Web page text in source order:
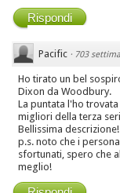
Rispondi
Pacific · 703
Ho tirato un bel
Dixon da Woodbury.
La puntata l'ho
migliori della terza
Bellissima
p.s. noto che i
sfortunati, spero che
meglio!